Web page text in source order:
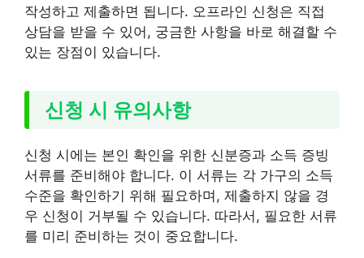
작성하고 제출하면 됩니다. 오프라인 신청은 직접
상담을 받을 수 있어, 궁금한 사항을 바로 해결할 수
있는 장점이 있습니다.
신청 시 유의사항
신청 시에는 본인 확인을 위한 신분증과 소득 증빙
서류를 준비해야 합니다. 이 서류는 각 가구의 소득
수준을 확인하기 위해 필요하며, 제출하지 않을 경
우 신청이 거부될 수 있습니다. 따라서, 필요한 서류
를 미리 준비하는 것이 중요합니다.